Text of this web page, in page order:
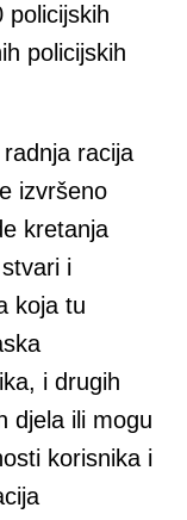
policijskih
policijskih
racija
izvršeno
kretanja
i
koja tu
i drugih
djela ili mogu
korisnika i